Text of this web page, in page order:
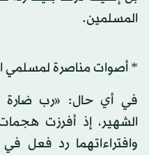
المسلمين.
* أصوات مناصرة لمسلمي
في أي حال: «رب ضارة
الشهير، إذ أفرزت
وافتراءاتهما رد فعل